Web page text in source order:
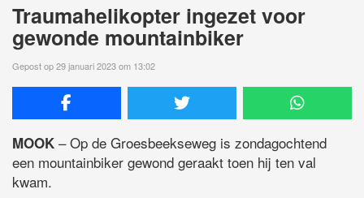
Traumahelikopter ingezet voor
gewonde mountainbiker
Gepost op 29 januari 2023 om 13:02
MOOK – Op de Groesbeekseweg is zondagochtend
een mountainbiker gewond geraakt toen hij ten val
kwam.